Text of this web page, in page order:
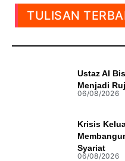
TULISAN
Ustaz AI
Menjadi
06/08/2026
Krisis
Syariat
06/08/2026